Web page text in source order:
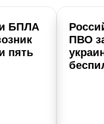
БПЛА
пять
ПВО